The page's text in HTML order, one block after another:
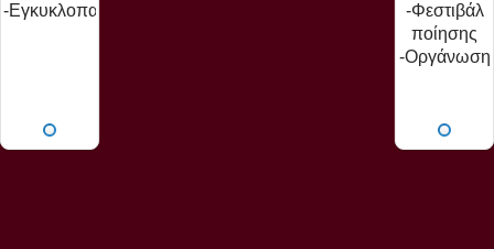
-Εγκυκλοπαίδειας
-Φεστιβάλ
ποίησης
-Οργάνωση
βιβλίων